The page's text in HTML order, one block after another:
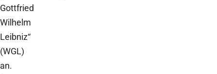
Gottfried
Wilhelm
Leibniz“
(WGL)
an.